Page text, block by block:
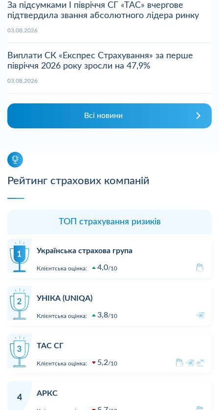
За підсумками І півріччя СГ «ТАС» вчергове
підтвердила звання абсолютного лідера ринку
03.08.2026
Виплати СК «Експрес Страхування» за перше
півріччя 2026 року зросли на 47,9%
03.08.2026
Всі новини
Рейтинг страхових компаній
ТОП страхування ризиків
Українська страхова група
Клієнтська оцінка: 4,0 10
УНІКА (UNIQA)
Клієнтська оцінка: 3,8 10
ТАС СГ
Клієнтська оцінка: 5,2 10
4
АРКС